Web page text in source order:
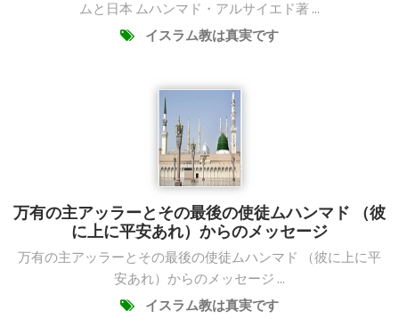
ムと日本 ムハンマド・アルサイエド著 ...
イスラム教は真実です
万有の主アッラーとその最後の使徒ムハンマド （彼
に上に平安あれ）からのメッセージ
万有の主アッラーとその最後の使徒ムハンマド （彼に上に平
安あれ）からのメッセージ ...
イスラム教は真実です